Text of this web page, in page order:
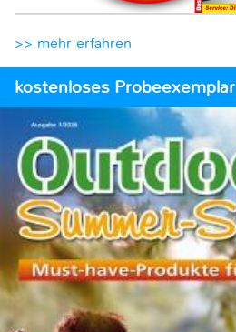
>> mehr erfahren
kostenloses Probeexemplar